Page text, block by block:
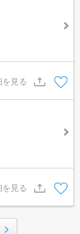
を見る
を見る